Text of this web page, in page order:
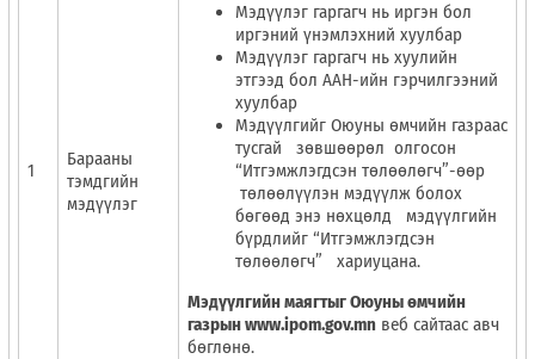
1
Барааны
тэмдгийн
мэдүүлэг
Мэдүүлэг гаргагч нь иргэн бол
иргэний үнэмлэхний хуулбар
Мэдүүлэг гаргагч нь хуулийн
этгээд бол ААН-ийн гэрчилгээний
хуулбар
Мэдүүлгийг Оюуны өмчийн газраас
тусгай зөвшөөрөл олгосон
“Итгэмжлэгдсэн төлөөлөгч”-өөр
төлөөлүүлэн мэдүүлж болох
бөгөөд энэ нөхцөлд мэдүүлгийн
бүрдлийг “Итгэмжлэгдсэн
төлөөлөгч” хариуцана.
Мэдүүлгийн маягтыг Оюуны өмчийн
газрынwww.ipom.gov.mn веб сайтаас авч
бөглөнө.